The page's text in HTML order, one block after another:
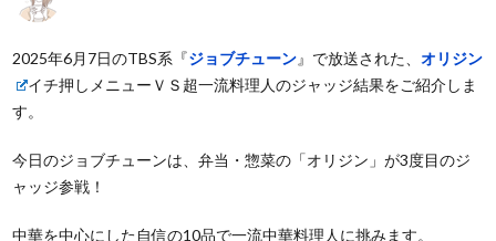
2025年6月7日のTBS系『ジョブチューン』で放送された、オリジン
イチ押しメニューＶＳ超一流料理人のジャッジ結果をご紹介しま
す。
今日のジョブチューンは、弁当・惣菜の「オリジン」が3度目のジ
ャッジ参戦！
中華を中心にした自信の10品で一流中華料理人に挑みます。